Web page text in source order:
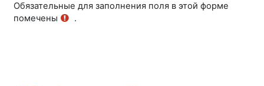
Обязательные для заполнения поля в этой форме
помечены
.